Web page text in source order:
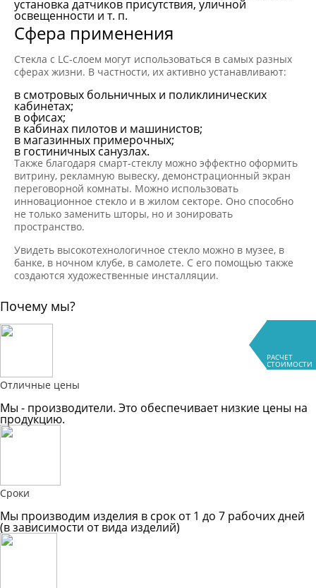
РАСЧЕТ
СТОИМОСТИ
установка датчиков присутствия, уличной
освещенности и т. п.
Сфера применения
Стекла с LC-слоем могут использоваться в самых разных
сферах жизни. В частности, их активно устанавливают:
в смотровых больничных и поликлинических
кабинетах;
в офисах;
в кабинах пилотов и машинистов;
в магазинных примерочных;
в гостиничных санузлах.
Также благодаря смарт-стеклу можно эффектно оформить
витрину, рекламную вывеску, демонстрационный экран
переговорной комнаты. Можно использовать
инновационное стекло и в жилом секторе. Оно способно
не только заменить шторы, но и зонировать
пространство.
Увидеть высокотехнологичное стекло можно в музее, в
банке, в ночном клубе, в самолете. С его помощью также
создаются художественные инсталляции.
Почему мы?
Отличные цены
Мы - производители. Это обеспечивает низкие цены на
продукцию.
Сроки
Мы производим изделия в срок от 1 до 7 рабочих дней
(в зависимости от вида изделий)